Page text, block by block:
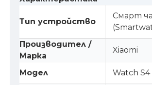
Тип устройство
Смарт
Производител /
Марка
Xiaomi
Модел Watch S4